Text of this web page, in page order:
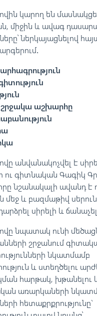
կարող են
միջին և ավագ
ներկայացնելով
շրջակա աշխարհը
անվանակոչվել է
ու գիտնական Գագիկ
նշանակալի ավանդ է
մեջ և բազմաթիվ
սիրելի և
նպատակ ունի
շրջանում
նկատմամբ
և ստեղծելու
հարթակ, խթանելու
առարկաների
հետաքրքրությունը`